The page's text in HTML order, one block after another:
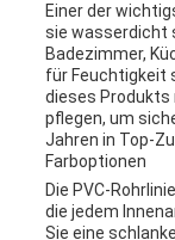
Einer der
sie wasserdicht
Badezimmer,
für Feuchtigkeit
dieses Produkts
pflegen, um
Jahren in Top-
Farboptionen
Die PVC-
die jedem
Sie eine